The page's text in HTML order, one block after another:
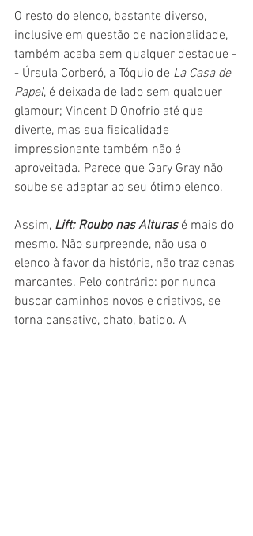
O resto do elenco, bastante diverso,
inclusive em questão de nacionalidade,
também acaba sem qualquer destaque -
- Úrsula Corberó, a Tóquio de La Casa de
Papel, é deixada de lado sem qualquer
glamour; Vincent D'Onofrio até que
diverte, mas sua fisicalidade
impressionante também não é
aproveitada. Parece que Gary Gray não
soube se adaptar ao seu ótimo elenco.
Assim, Lift: Roubo nas Alturas é mais do
mesmo. Não surpreende, não usa o
elenco à favor da história, não traz cenas
marcantes. Pelo contrário: por nunca
buscar caminhos novos e criativos, se
torna cansativo, chato, batido. A